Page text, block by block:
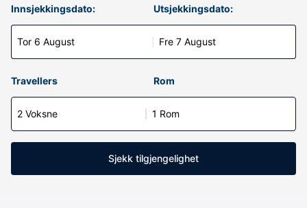
Innsjekkingsdato:
Tor 6 August
Utsjekkingsdato:
Fre 7 August
Travellers Rom
2 Voksne 1 Rom
Sjekk tilgjengelighet